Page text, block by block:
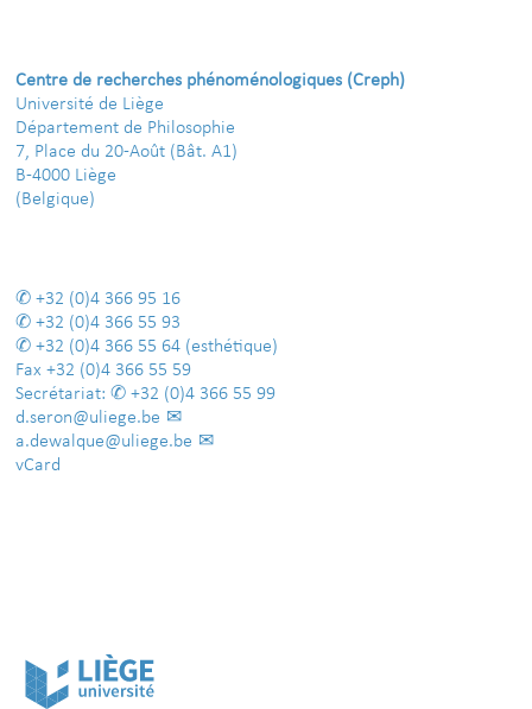
Centre de recherches phénoménologiques (Creph)
Université de Liège
Département de Philosophie
7, Place du 20-Août (Bât. A1)
B-4000 Liège
(Belgique)
+32 (0)4 366 95 16
+32 (0)4 366 55 93
+32 (0)4 366 55 64 (esthétique)
Fax +32 (0)4 366 55 59
Secrétariat:
+32 (0)4 366 55 99
d.seron@uliege.be
a.dewalque@uliege.be
vCard